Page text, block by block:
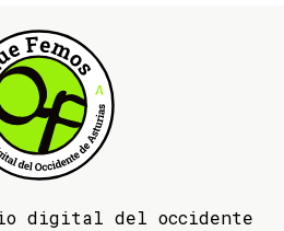
digital del occidente